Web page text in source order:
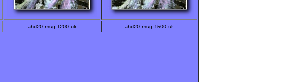
ahd20-msg-1200-uk ahd20-msg-1500-uk